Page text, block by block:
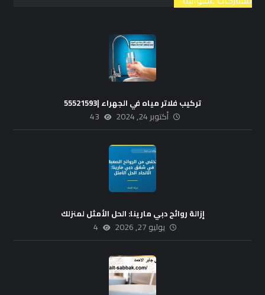
تركيب فلاتر مياه في الجهراء |55521593
أكتوبر 24, 2024 43
إزالة روائح دبي مارينا: الحل الأمثل لمنزلك
يوليو 27, 2026 4